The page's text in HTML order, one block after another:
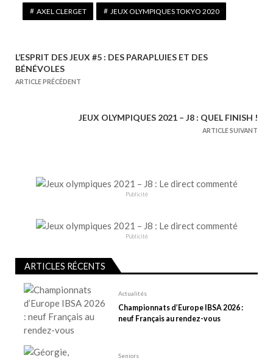
AXEL CLERGET JEUX OLYMPIQUES TOKYO 2020
N
a
l
’
L’ESPRIT DES JEUX #5 : DES PARAPLUIES ET DES
BÉNÉVOLES
ARTICLE PRÉCÉDENT
JEUX OLYMPIQUES 2021 – J8 : QUEL FINISH !
ARTICLE SUIVANT
Publicité
Publicité
ARTICLES RÉCENTS
Actualités
Championnats d’Europe IBSA 2026 :
neuf Français au rendez-vous
Seniors